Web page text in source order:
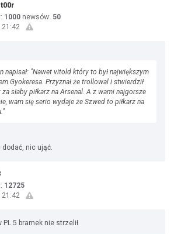
1000 newsów: 50
21:42
napisał: "Nawet vitold który to był największym
Gyokeresa. Przyznał że trollowal i stwierdził
słaby piłkarz na Arsenal. A z wami najgorsze
wam się serio wydaje że Szwed to piłkarz na
dodać, nic ująć.
12725
21:42
5 bramek nie strzelił